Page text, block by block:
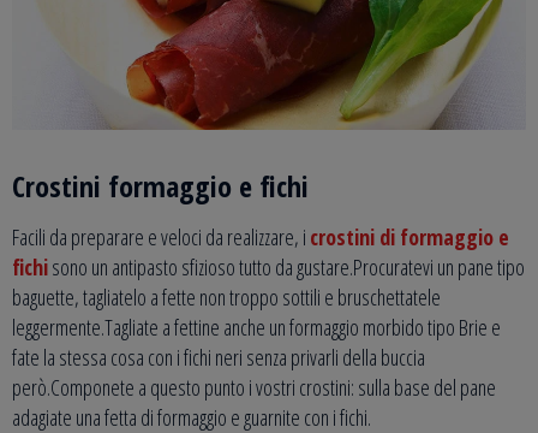
Crostini formaggio e fichi
Facili da preparare e veloci da realizzare, i crostini di formaggio e
fichisono un antipasto sfizioso tutto da gustare.Procuratevi un pane tipo
baguette, tagliatelo a fette non troppo sottili e bruschettatele
leggermente.Tagliate a fettine anche un formaggio morbido tipo Brie e
fate la stessa cosa con i fichi neri senza privarli della buccia
però.Componete a questo punto i vostri crostini: sulla base del pane
adagiate una fetta di formaggio e guarnite con i fichi.